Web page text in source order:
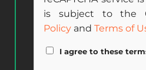
is subject to the
Policy and Terms of
I agree to these